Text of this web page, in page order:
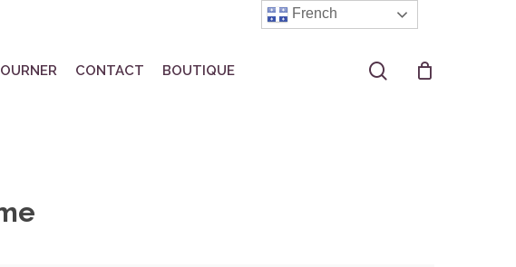
CONTACT BOUTIQUE search
French